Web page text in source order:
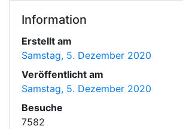
Information
Erstellt am
Samstag, 5. Dezember 2020
Veröffentlicht am
Samstag, 5. Dezember 2020
Besuche
7582